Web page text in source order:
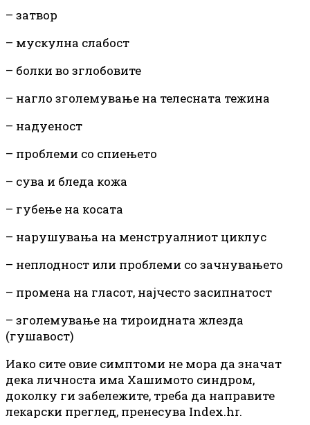
– затвор
– мускулна слабост
– болки во зглобовите
– нагло зголемување на телесната тежина
– надуеност
– проблеми со спиењето
– сува и бледа кожа
– губење на косата
– нарушувања на менструалниот циклус
– неплодност или проблеми со зачнувањето
– промена на гласот, најчесто засипнатост
– зголемување на тироидната жлезда
(гушавост)
Иако сите овие симптоми не мора да значат
дека личноста има Хашимото синдром,
доколку ги забележите, треба да направите
лекарски преглед, пренесува Index.hr.